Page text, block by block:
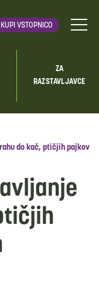
KUPI VSTOPNICO
ZA
RAZSTAVLJAVCE
do kač, ptičjih pajkov